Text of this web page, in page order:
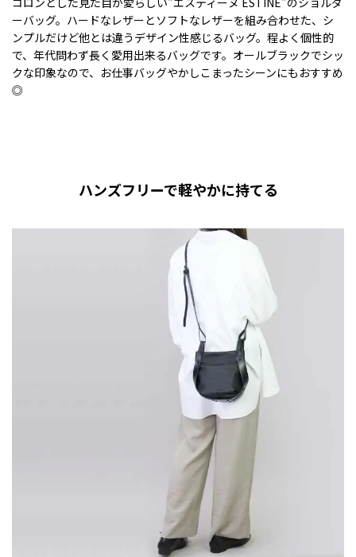
ーバッグ。ハードなレザーとソフトなレザーを組み合わせた、シ
ンプルだけど他とは違うデザイン性感じるバッグ。程よく個性的
で、年代問わず長く愛用出来るバッグです。オールブラックでシッ
クな印象なので、お仕事バッグやかしこまったシーンにもおすすめ
◎
ハンズフリーで軽やかに持てる